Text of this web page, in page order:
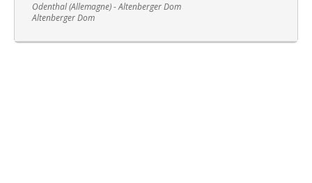
Odenthal (Allemagne) - Altenberger Dom
Altenberger Dom